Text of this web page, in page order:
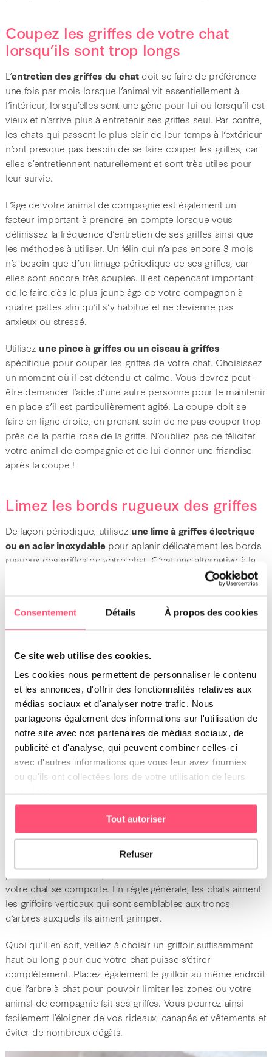
Consentement Détails À propos des cookies
Ce site web utilise des cookies.
Les cookies nous permettent de personnaliser le contenu
et les annonces, d'offrir des fonctionnalités relatives aux
médias sociaux et d'analyser notre trafic. Nous
partageons également des informations sur l'utilisation de
notre site avec nos partenaires de médias sociaux, de
publicité et d'analyse, qui peuvent combiner celles-ci
avec d'autres informations que vous leur avez fournies
ou qu'ils ont collectées lors de votre utilisation de leurs
Tout autoriser
Refuser
Coupez les griffes de votre chat
lorsqu’ils sont trop longs
L’entretien des griffes du chatdoit se faire de préférence
une fois par mois lorsque l’animal vit essentiellement à
l’intérieur, lorsqu’elles sont une gêne pour lui ou lorsqu’il est
vieux et n’arrive plus à entretenir ses griffes seul. Par contre,
les chats qui passent le plus clair de leur temps à l’extérieur
n’ont presque pas besoin de se faire couper les griffes, car
elles s’entretiennent naturellement et sont très utiles pour
leur survie.
L’âge de votre animal de compagnie est également un
facteur important à prendre en compte lorsque vous
définissez la fréquence d’entretien de ses griffes ainsi que
les méthodes à utiliser. Un félin qui n’a pas encore 3 mois
n’a besoin que d’un limage périodique de ses griffes, car
elles sont encore très souples. Il est cependant important
de le faire dès le plus jeune âge de votre compagnon à
quatre pattes afin qu’il s’y habitue et ne devienne pas
anxieux ou stressé.
Utilisez une pince à griffes ou un ciseau à griffes
spécifique pour couper les griffes de votre chat. Choisissez
un moment où il est détendu et calme. Vous devrez peut-
être demander l’aide d’une autre personne pour le maintenir
en place s’il est particulièrement agité. La coupe doit se
faire en ligne droite, en prenant soin de ne pas couper trop
près de la partie rose de la griffe. N’oubliez pas de féliciter
votre animal de compagnie et de lui donner une friandise
après la coupe !
Limez les bords rugueux des griffes
De façon périodique, utilisez une lime à griffes électrique
ou en acier inoxydablepour aplanir délicatement les bords
rugueux des griffes de votre chat. C’est une alternative à la
coupe. Faites très attention à ne pas limer trop
profondément, car cela pourrait endommager les griffes.
Enlevez simplement les pointes acérées ou les bords
déchiquetés. Si votre chat a des griffes claires, vous pourrez
voir la partie rose. Évitez de limer à ce niveau, car cela serait
saignements. Si vous ne pouvez pas le voir, soyez prudent
et ne limez pas trop profondément. Le limage ne doit être
effectué que suivant une fréquence de quelques semaines
ou selon les besoins, car un limage excessif peut
endommager les griffes et le rendre plus susceptible de se
casser à l’avenir.
Achetez un griffoir pour votre chat
gratter et l’aident à garder ses griffes propres et saines. Il ne
ressentira ainsi plus le besoin degriffer les objetset de les
endommager sans faire express. Il existe sur le marché
différents modèles de griffoirs (matières et formes multiples)
parmi lesquelles vous pouvez choisir selon la manière dont
votre chat se comporte. En règle générale, les chats aiment
les griffoirs verticaux qui sont semblables aux troncs
d’arbres auxquels ils aiment grimper.
Quoi qu’il en soit, veillez à choisir un griffoir suffisamment
haut ou long pour que votre chat puisse s’étirer
complètement. Placez également le griffoir au même endroit
que l’arbre à chat pour pouvoir limiter les zones ou votre
animal de compagnie fait ses griffes. Vous pourrez ainsi
facilement l’éloigner de vos rideaux, canapés et vêtements et
éviter de nombreux dégâts.